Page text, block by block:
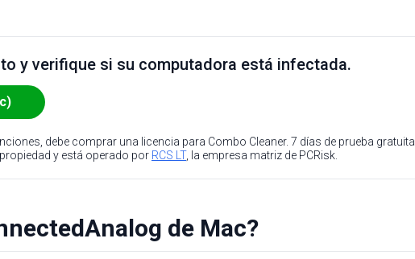
y verifique si su computadora está infectada.
debe comprar una licencia para Combo Cleaner. 7 días de prueba gratuita
y está operado por RCS LT, la empresa matriz de PCRisk.
de Mac?